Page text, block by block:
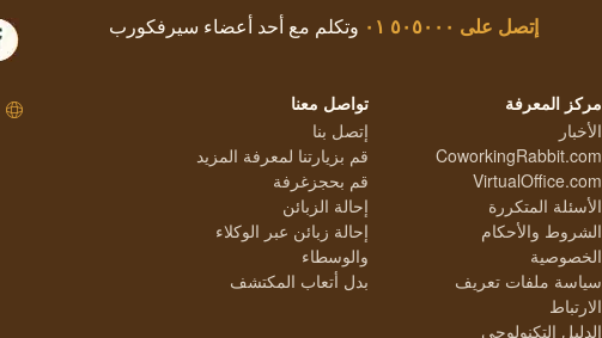
إتصل على ٥٠٥٠٠٠ ٠١ وتكلم مع أحد أعضاء سيرفكورب
مركز المعرفة
الأخبار
CoworkingRabbit.com
VirtualOffice.com
الأسئلة المتكررة
الشروط والأحكام
الخصوصية
سياسة ملفات تعريف
الارتباط
الدليل التكنولوجي
تواصل معنا
إتصل بنا
قم بزيارتنا لمعرفة المزيد
قم بحجزغرفة
إحالة الزبائن
إحالة زبائن عبر الوكلاء
والوسطاء
بدل أتعاب المكتشف